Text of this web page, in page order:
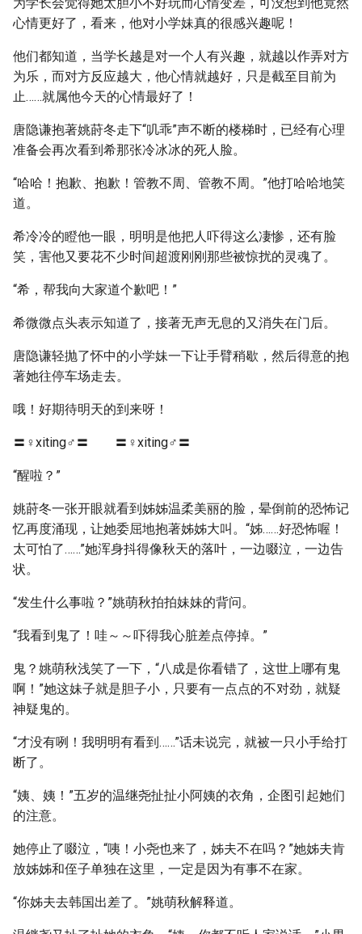
心情更好了，看来，他对小学妹真的很感兴趣呢！
他们都知道，当学长越是对一个人有兴趣，就越以作弄对方
为乐，而对方反应越大，他心情就越好，只是截至目前为
止……就属他今天的心情最好了！
唐隐谦抱著姚莳冬走下“叽乖”声不断的楼梯时，已经有心理
准备会再次看到希那张冷冰冰的死人脸。
“哈哈！抱歉、抱歉！管教不周、管教不周。”他打哈哈地笑
道。
希冷冷的瞪他一眼，明明是他把人吓得这么凄惨，还有脸
笑，害他又要花不少时间超渡刚刚那些被惊扰的灵魂了。
“希，帮我向大家道个歉吧！”
希微微点头表示知道了，接著无声无息的又消失在门后。
唐隐谦轻抛了怀中的小学妹一下让手臂稍歇，然后得意的抱
著她往停车场走去。
哦！好期待明天的到来呀！
〓♀xiting♂〓 〓♀xiting♂〓
“醒啦？”
姚莳冬一张开眼就看到姊姊温柔美丽的脸，晕倒前的恐怖记
忆再度涌现，让她委屈地抱著姊姊大叫。“姊……好恐怖喔！
太可怕了……”她浑身抖得像秋天的落叶，一边啜泣，一边告
状。
“发生什么事啦？”姚萌秋拍拍妹妹的背问。
“我看到鬼了！哇～～吓得我心脏差点停掉。”
鬼？姚萌秋浅笑了一下，“八成是你看错了，这世上哪有鬼
啊！”她这妹子就是胆子小，只要有一点点的不对劲，就疑
神疑鬼的。
“才没有咧！我明明有看到……”话未说完，就被一只小手给打
断了。
“姨、姨！”五岁的温继尧扯扯小阿姨的衣角，企图引起她们
的注意。
她停止了啜泣，“咦！小尧也来了，姊夫不在吗？”她姊夫肯
放姊姊和侄子单独在这里，一定是因为有事不在家。
“你姊夫去韩国出差了。”姚萌秋解释道。